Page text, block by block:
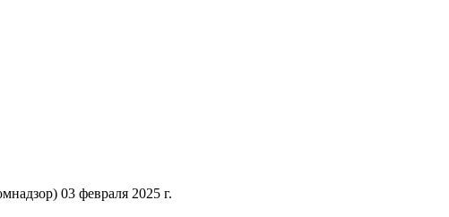
03 февраля 2025 г.